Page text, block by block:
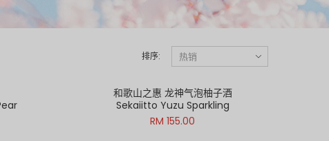
排序:
和歌山之惠 龙神气泡柚子酒
Sekaiitto Yuzu Sparkling
RM 155.00